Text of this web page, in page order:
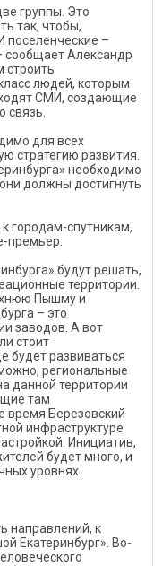
группы. Это
так, чтобы,
поселенческие –
сообщает Александр
строить
людей, которым
СМИ, создающие
связь.
для всех
стратегию развития.
необходимо
должны достигнуть
городам-спутникам,
премьер.
будут решать,
территории.
Пышму и
– это
заводов. А вот
стоит
будет развиваться
региональные
данной территории
там
время Березовский
инфраструктуре
Инициатив,
будет много, и
уровнях.
направлений, к
Екатеринбург». Во-